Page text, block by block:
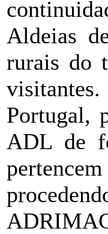
Aldeias
rurais do
Portugal,
ADL de